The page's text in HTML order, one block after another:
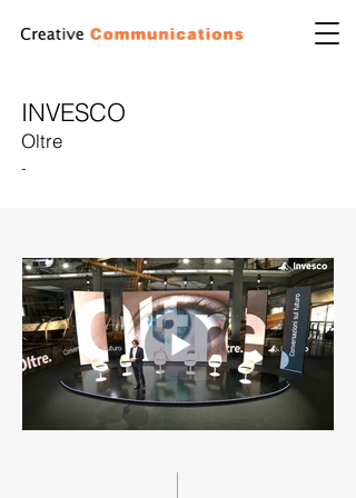
INVESCO
Oltre
-